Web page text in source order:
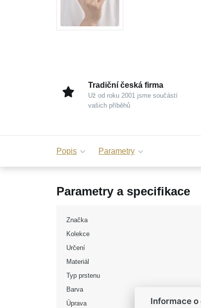
Tradiční česká firma
Už od roku 2001 jsme součástí
vašich příběhů
Popis Parametry
Parametry a specifikace
Značka
Kolekce
Určení
Materiál
Typ prstenu
Barva
Úprava
Informace o